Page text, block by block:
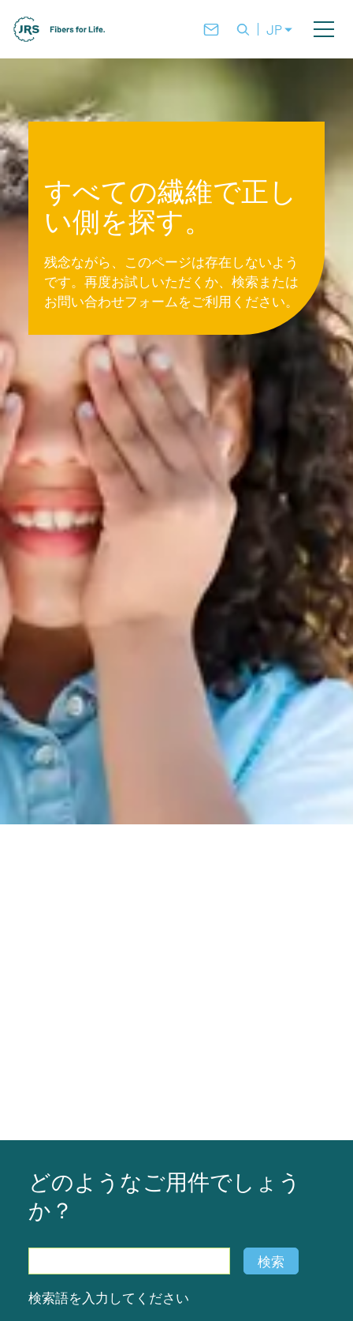
JP
すべての繊維で正し
い側を探す。
残念ながら、このページは存在しないよう
です。再度お試しいただくか、検索または
お問い合わせフォームをご利用ください。
どのようなご用件でしょう
か？
索
検索
検索語を入力してください